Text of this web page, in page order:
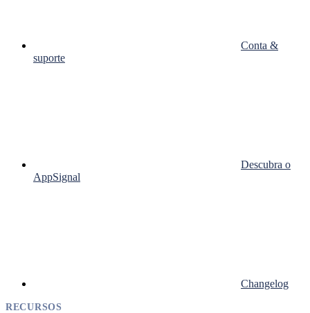
Conta &
suporte
Descubra o
AppSignal
Changelog
RECURSOS